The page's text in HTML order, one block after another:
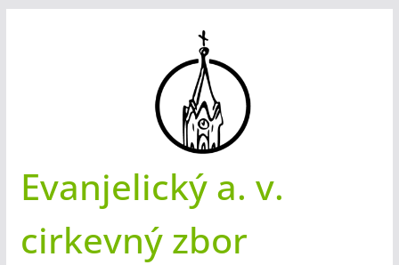
Evanjelický a. v.
cirkevný zbor